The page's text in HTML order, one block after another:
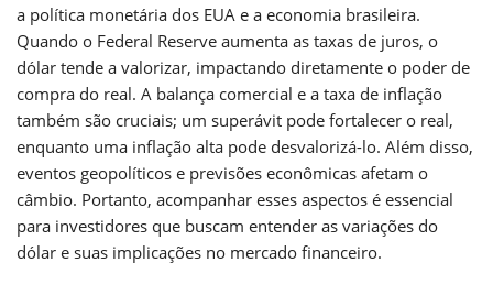
a política monetária dos EUA e a economia brasileira.
Quando o Federal Reserve aumenta as taxas de juros, o
dólar tende a valorizar, impactando diretamente o poder de
compra do real. A balança comercial e a taxa de inflação
também são cruciais; um superávit pode fortalecer o real,
enquanto uma inflação alta pode desvalorizá-lo. Além disso,
eventos geopolíticos e previsões econômicas afetam o
câmbio. Portanto, acompanhar esses aspectos é essencial
para investidores que buscam entender as variações do
dólar e suas implicações no mercado financeiro.